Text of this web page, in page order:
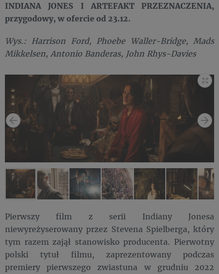
INDIANA JONES I ARTEFAKT PRZEZNACZENIA,
przygodowy, w ofercie od 23.12.
Wys.: Harrison Ford, Phoebe Waller-Bridge, Mads
Mikkelsen, Antonio Banderas, John Rhys-Davies
Pierwszy film z serii Indiany Jonesa
niewyreżyserowany przez Stevena Spielberga, który
tym razem zajął stanowisko producenta. Pierwotny
polski tytuł filmu, zaprezentowany podczas
premiery pierwszego zwiastuna w grudniu 2022